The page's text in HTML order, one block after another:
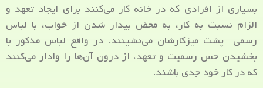
بسیاری از افرادی که در خانه کار می‌کنند برای ایجاد تعهد و
الزام نسبت به کار، به محض بیدار شدن از خواب، با لباس
رسمی پشت میزکارشان می‌نشینند. در واقع لباس مذکور با
بخشیدن حس رسمیت و تعهد، از درون آن‌ها را وادار می‌کنند
که در کار خود جدی باشند.